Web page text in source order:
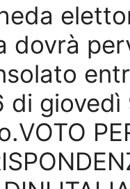
dovrà
di giovedì